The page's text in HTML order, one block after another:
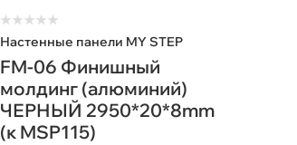
★★★★★
Настенные панели MY STEP
FM-06 Финишный
молдинг (алюминий)
ЧЕРНЫЙ 2950*20*8mm
(к MSP115)